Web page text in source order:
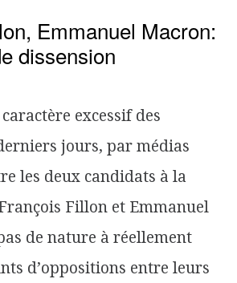
Emmanuel Macron:
dissension
excessif des
jours, par médias
les deux candidats à la
Fillon et Emmanuel
de nature à réellement
d’oppositions entre leurs